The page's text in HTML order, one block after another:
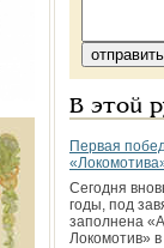
В этой
Первая
Сегодня
годы, под
заполнена
Локомотив»